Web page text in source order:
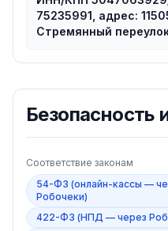
75235991, адрес:
Стремянный
Безопасность
Соответствие законам
54-ФЗ (онлайн-кассы —
Робочеки)
422-ФЗ (НПД — через